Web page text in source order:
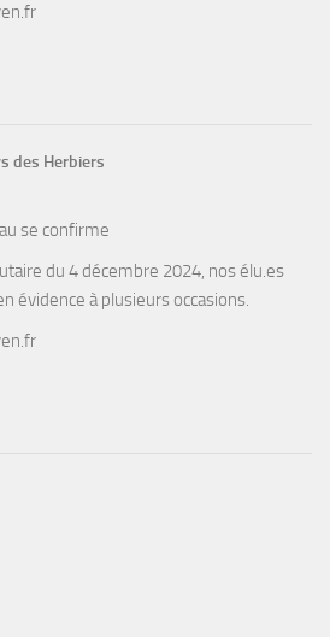
des Herbiers
se confirme
du 4 décembre 2024, nos élu.es
évidence à plusieurs occasions.